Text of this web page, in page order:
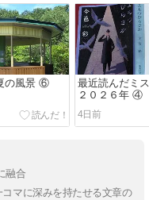
の風景 ⑥
最近読んだミ
２０２６年 ④
4日前
融合
マに深みを持たせる文章の